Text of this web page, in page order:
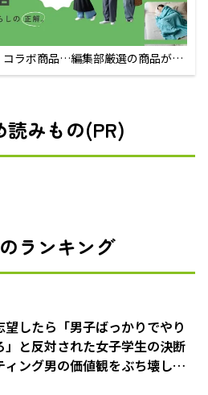
コラボ商品…編集部厳選の商品が買
読みもの(PR)
ランキング
望したら「男子ばっかりでやり
」と反対された女子学生の決断
ィング男の価値観をぶち壊した